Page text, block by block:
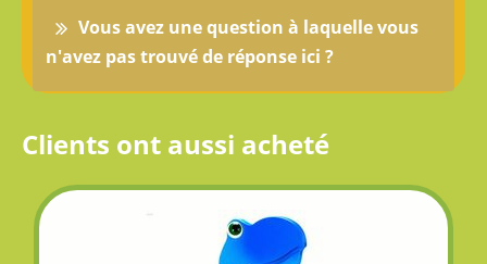
Vous avez une question à laquelle vous
n'avez pas trouvé de réponse ici ?
Clients ont aussi acheté